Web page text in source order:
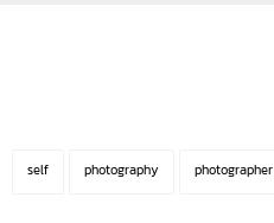
photographer
photography
self